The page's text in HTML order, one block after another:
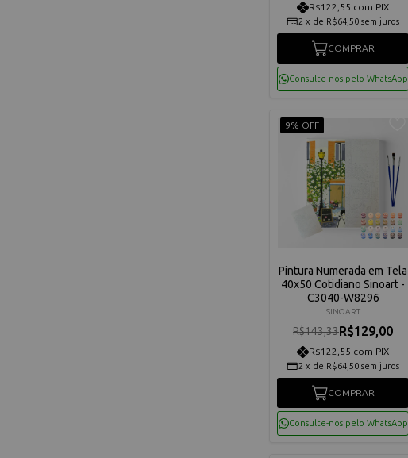
R$122,55 com PIX
2 x de R$64,50 sem juros
COMPRAR
Consulte-nos pelo WhatsApp
9% OFF
Pintura Numerada em Tela
40x50 Cotidiano Sinoart -
C3040-W8296
SINOART
R$143,33R$129,00
R$122,55 com PIX
2 x de R$64,50 sem juros
COMPRAR
Consulte-nos pelo WhatsApp